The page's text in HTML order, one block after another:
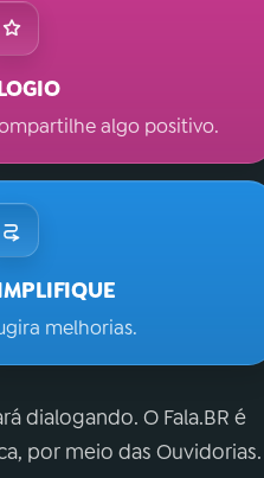
algo positivo.
melhorias.
dialogando. O Fala.BR é
por meio das Ouvidorias.